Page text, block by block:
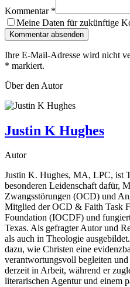
Kommentar *
Meine Daten für zukünftige
Kommentar absenden
Ihre E-Mail-Adresse wird nicht
* markiert.
Über den Autor
Justin K Hughes
Autor
Justin K. Hughes, MA, LPC, ist
besonderen Leidenschaft dafür,
Zwangsstörungen (OCD) und
Mitglied der OCD & Faith Task
Foundation (IOCDF) und
Texas. Als gefragter Autor und
als auch in Theologie
dazu, wie Christen eine
verantwortungsvoll begleiten
derzeit in Arbeit, während er
literarischen Agentur und einem